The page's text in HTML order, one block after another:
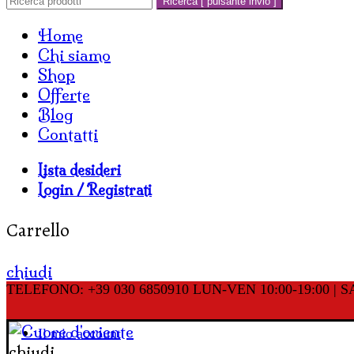
Home
Chi siamo
Shop
Offerte
Blog
Contatti
Lista desideri
Login / Registrati
Carrello
chiudi
TELEFONO: +39 030 6850910 LUN-VEN 10:00-19:00 |
Il mio account